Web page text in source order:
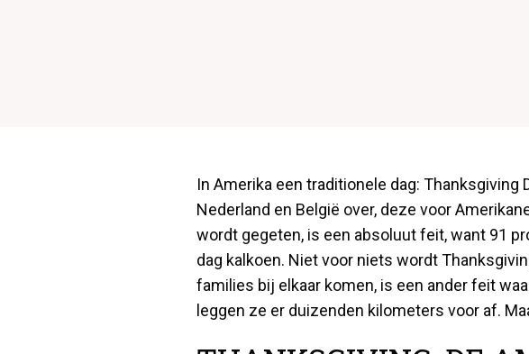
In Amerika een traditionele dag: Thanksgiving
Nederland en België over, deze voor
wordt gegeten, is een absoluut feit, want 91
dag kalkoen. Niet voor niets wordt
families bij elkaar komen, is een ander feit
leggen ze er duizenden kilometers voor af.